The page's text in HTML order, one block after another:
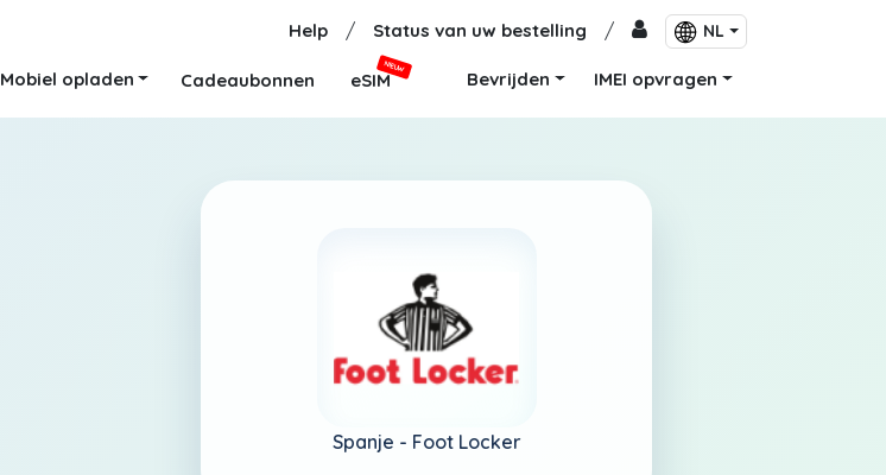
Help / Status van uw bestelling / NL
Mobiel opladen Cadeaubonnen eSIM
NIEUW
Bevrijden IMEI opvragen
Spanje - Foot Locker